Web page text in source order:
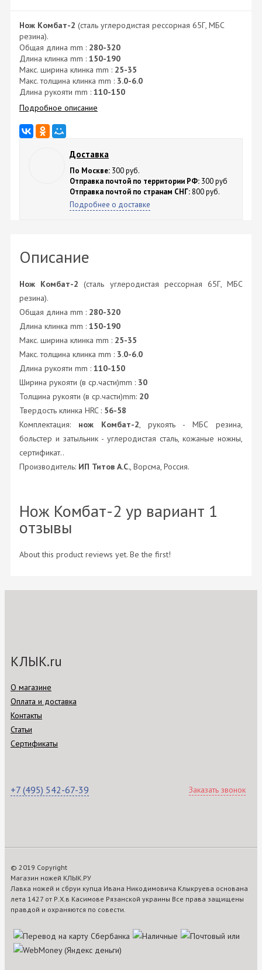
Нож Комбат-2 (сталь углеродистая рессорная 65Г, МБС
резина).
Общая длина mm : 280-320
Длина клинка mm : 150-190
Макс. ширина клинка mm : 25-35
Макс. толщина клинка mm : 3.0-6.0
Длина рукояти mm : 110-150
Подробное описание
Доставка
По Москве: 300 руб.
Отправка почтой по территории РФ: 300 руб
Отправка почтой по странам СНГ: 800 руб.
Подробнее о доставке
Описание
Нож Комбат-2 (сталь углеродистая рессорная 65Г, МБС
резина).
Общая длина mm : 280-320
Длина клинка mm : 150-190
Макс. ширина клинка mm : 25-35
Макс. толщина клинка mm : 3.0-6.0
Длина рукояти mm : 110-150
Ширина рукояти (в ср.части)mm : 30
Толщина рукояти (в ср.части)mm: 20
Твердость клинка HRC : 56-58
Комплектация: нож Комбат-2, рукоять - МБС резина,
больстер и затыльник - углеродистая сталь, кожаные ножны,
сертификат..
Производитель: ИП Титов А.С., Ворсма, Россия.
Нож Комбат-2 ур вариант 1
отзывы
About this product reviews yet. Be the first!
КЛЫК.ru
О магазине
Оплата и доставка
Контакты
Статьи
Сертификаты
+7 (495) 542-67-39 Заказать звонок
© 2019 Copyright
Магазин ножей КЛЫК.РУ
Лавка ножей и сбруи купца Ивана Никодимовича Клыкруева основана
лета 1427 от Р.Х.в Касимове Рязанской украины Все права защищены
правдой и охраняются по совести.